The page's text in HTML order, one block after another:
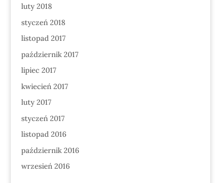
luty 2018
styczeń 2018
listopad 2017
październik 2017
lipiec 2017
kwiecień 2017
luty 2017
styczeń 2017
listopad 2016
październik 2016
wrzesień 2016